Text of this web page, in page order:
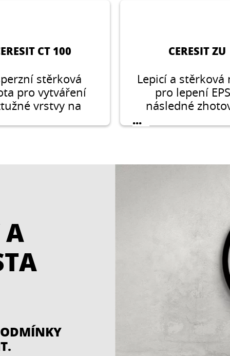
CT 100
stěrková
pro vytváření
vrstvy na
z polystyrenu
(EPS i XPS), v
CERESIT ZU
Lepicí a stěrková
pro lepení
následné
vyztužené
...
A